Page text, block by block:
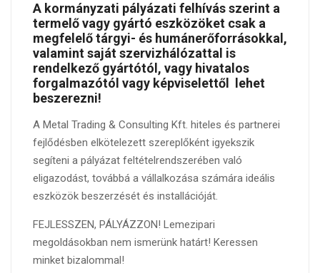
A kormányzati pályázati felhívás szerint a
termelő vagy gyártó eszközöket csak a
megfelelő tárgyi- és humánerőforrásokkal,
valamint saját szervizhálózattal is
rendelkező gyártótól, vagy hivatalos
forgalmazótól vagy képviselettől lehet
beszerezni!
A Metal Trading & Consulting Kft. hiteles és partnerei
fejlődésben elkötelezett szereplőként igyekszik
segíteni a pályázat feltételrendszerében való
eligazodást, továbbá a vállalkozása számára ideális
eszközök beszerzését és installációját.
FEJLESSZEN, PÁLYÁZZON! Lemezipari
megoldásokban nem ismerünk határt! Keressen
minket bizalommal!